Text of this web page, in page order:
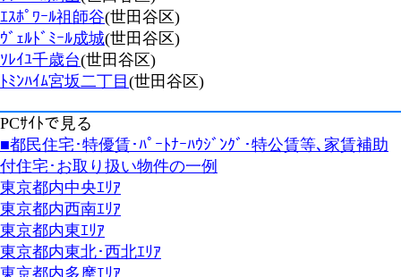
ｴｽﾎﾟﾜｰﾙ祖師谷(世田谷区)
ｳﾞｪﾙﾄﾞﾐｰﾙ成城(世田谷区)
ｿﾚｲﾕ千歳台(世田谷区)
ﾄﾐﾝﾊｲﾑ宮坂二丁目 (世田谷区)
PCｻｲﾄで見る
■都民住宅･特優賃･ﾊﾟｰﾄﾅｰﾊｳｼﾞﾝｸﾞ･特公賃等､家賃補助
付住宅･お取り扱い物件の一例
東京都内中央ｴﾘｱ
東京都内西南ｴﾘｱ
東京都内東ｴﾘｱ
東京都内東北･西北ｴﾘｱ
東京都内多摩ｴﾘｱ